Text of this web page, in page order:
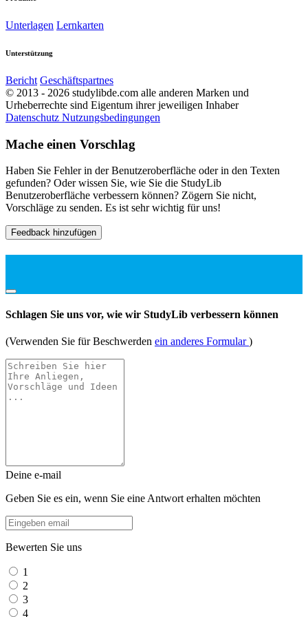
Unterlagen Lernkarten
Unterstützung
Bericht Geschäftspartnes
© 2013 - 2026 studylibde.com alle anderen Marken und
Urheberrechte sind Eigentum ihrer jeweiligen Inhaber
Datenschutz Nutzungsbedingungen
Mache einen Vorschlag
Haben Sie Fehler in der Benutzeroberfläche oder in den Texten
gefunden? Oder wissen Sie, wie Sie die StudyLib
Benutzeroberfläche verbessern können? Zögern Sie nicht,
Vorschläge zu senden. Es ist sehr wichtig für uns!
Feedback hinzufügen
Schlagen Sie uns vor, wie wir StudyLib verbessern können
(Verwenden Sie für Beschwerden ein anderes Formular)
Deine e-mail
Geben Sie es ein, wenn Sie eine Antwort erhalten möchten
Bewerten Sie uns
1
2
3
4